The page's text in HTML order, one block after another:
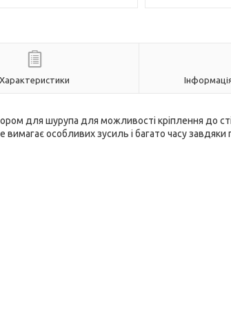
Характеристики
для шурупа для можливості кріплення до
особливих зусиль і багато часу завдяки